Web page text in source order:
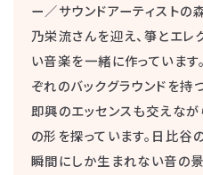
ー／サウンドアーティストの
乃栄流さんを迎え、箏とエレ
い音楽を一緒に作っていま
ぞれのバックグラウンドを持
即興のエッセンスも交えなが
の形を探っています。日比谷
瞬間にしか生まれない音の